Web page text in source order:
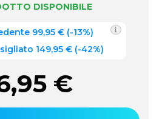
DISPONIBILE
99,95 € (-13%)
149,95 € (-42%)
€